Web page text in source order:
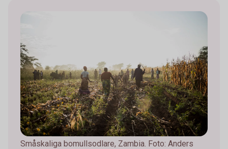
Småskaliga bomullsodlare, Zambia. Foto: Anders